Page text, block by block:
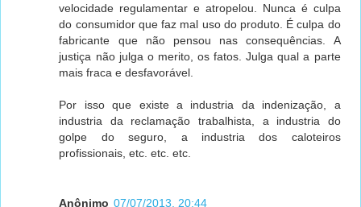
velocidade regulamentar e atropelou. Nunca é culpa
do consumidor que faz mal uso do produto. É culpa do
fabricante que não pensou nas consequências. A
justiça não julga o merito, os fatos. Julga qual a parte
mais fraca e desfavorável.
Por isso que existe a industria da indenização, a
industria da reclamação trabalhista, a industria do
golpe do seguro, a industria dos caloteiros
profissionais, etc. etc. etc.
Anônimo 07/07/2013, 20:44